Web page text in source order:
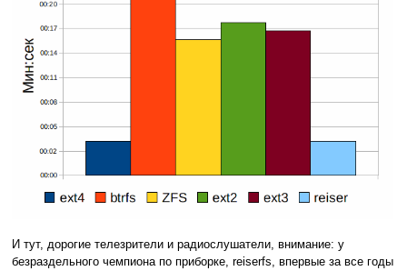
И тут, дорогие телезрители и радиослушатели, внимание: у
безраздельного чемпиона по приборке, reiserfs, впервые за все годы